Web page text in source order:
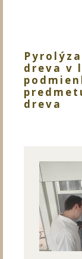
dreva v
dreva